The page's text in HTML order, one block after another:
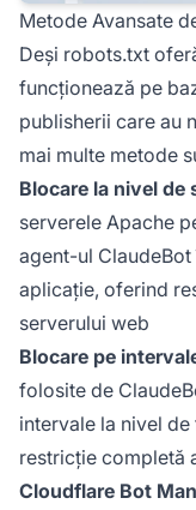
Metode Avansate
Deși robots.txt
funcționează pe
publisherii care au
mai multe metode
Blocare la nivel
serverele Apache
agent-ul ClaudeBot
aplicație, oferind
serverului web
Blocare pe
folosite de
intervale la nivel
restricție completă
Cloudflare Bot